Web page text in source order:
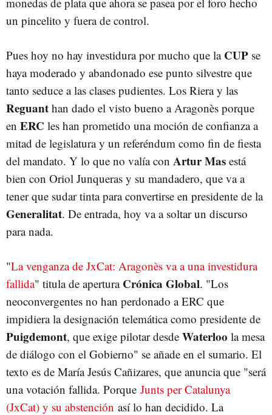
un pincelito y fuera de control.
Pues hoy no hay investidura por mucho que la CUP se
haya moderado y abandonado ese punto silvestre que
tanto seduce a las clases pudientes. Los Riera y las
Reguant han dado el visto bueno a Aragonès porque
en ERC les han prometido una moción de confianza a
mitad de legislatura y un referéndum como fin de fiesta
del mandato. Y lo que no valía con Artur Mas está
bien con Oriol Junqueras y su mandadero, que va a
tener que sudar tinta para convertirse en presidente de la
Generalitat. De entrada, hoy va a soltar un discurso
para nada.
"La venganza de JxCat: Aragonès va a una investidura
fallida" titula de apertura Crónica Global. "Los
neoconvergentes no han perdonado a ERC que
impidiera la designación telemática como presidente de
Puigdemont, que exige pilotar desde Waterloo la mesa
de diálogo con el Gobierno" se añade en el sumario. El
texto es de María Jesús Cañizares, que anuncia que "será
una votación fallida. Porque Junts per Catalunya
(JxCat) y su abstención así lo han decidido. La